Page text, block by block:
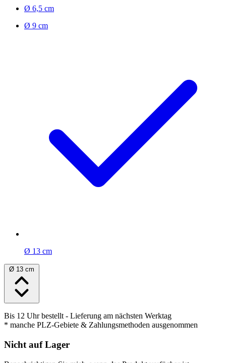
Ø 6,5 cm
Ø 9 cm
Ø 13 cm
Ø 13 cm
Bis 12 Uhr bestellt- Lieferung am nächsten Werktag
* manche PLZ-Gebiete & Zahlungsmethoden ausgenommen
Nicht auf Lager